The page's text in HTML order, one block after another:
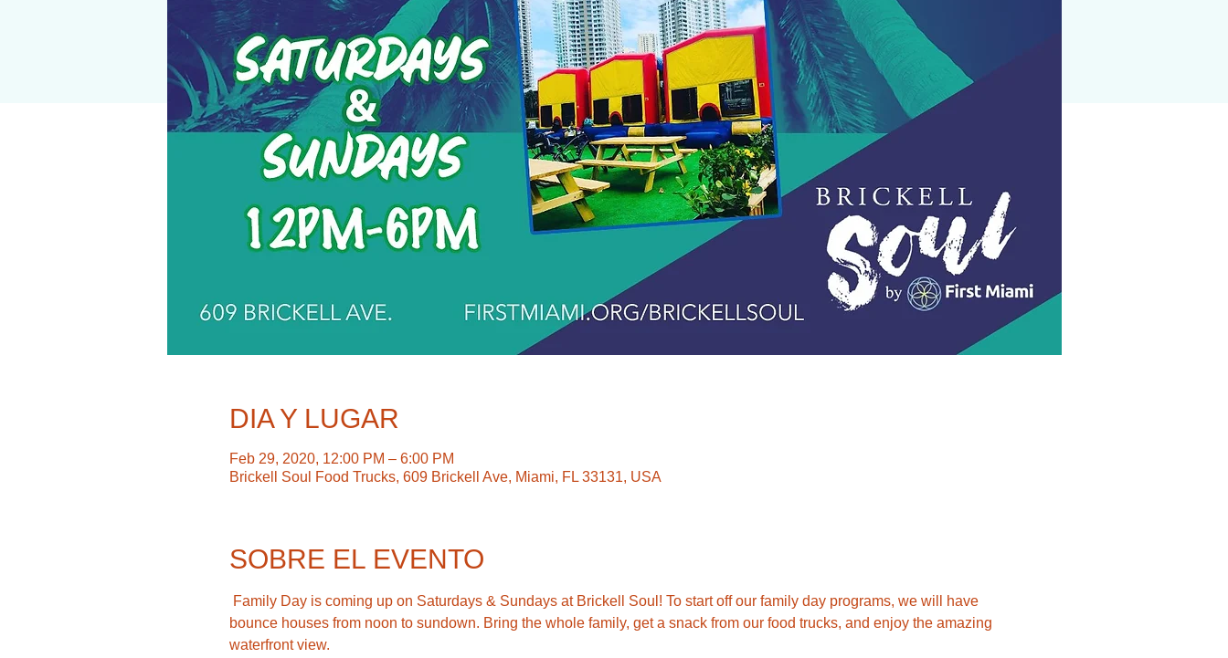
DIA Y LUGAR
Feb 29, 2020, 12:00 PM – 6:00 PM
Brickell Soul Food Trucks, 609 Brickell Ave, Miami, FL 33131, USA
SOBRE EL EVENTO
Family Day is coming up on Saturdays & Sundays at Brickell Soul! To start off our family day programs, we will have
bounce houses from noon to sundown. Bring the whole family, get a snack from our food trucks, and enjoy the amazing
waterfront view.